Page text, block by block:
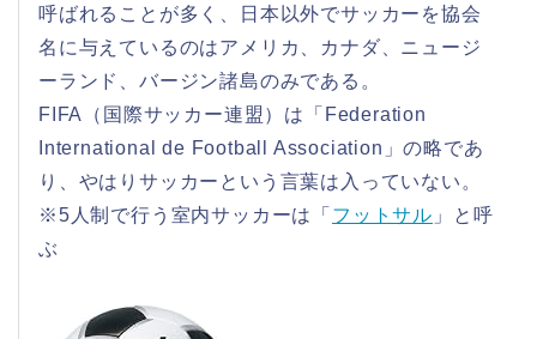
呼ばれることが多く、日本以外でサッカーを協会
名に与えているのはアメリカ、カナダ、ニュージ
ーランド、バージン諸島のみである。
FIFA（国際サッカー連盟）は「Federation
International de Football Association」の略であ
り、やはりサッカーという言葉は入っていない。
※5人制で行う室内サッカーは「 フットサル 」と呼
ぶ